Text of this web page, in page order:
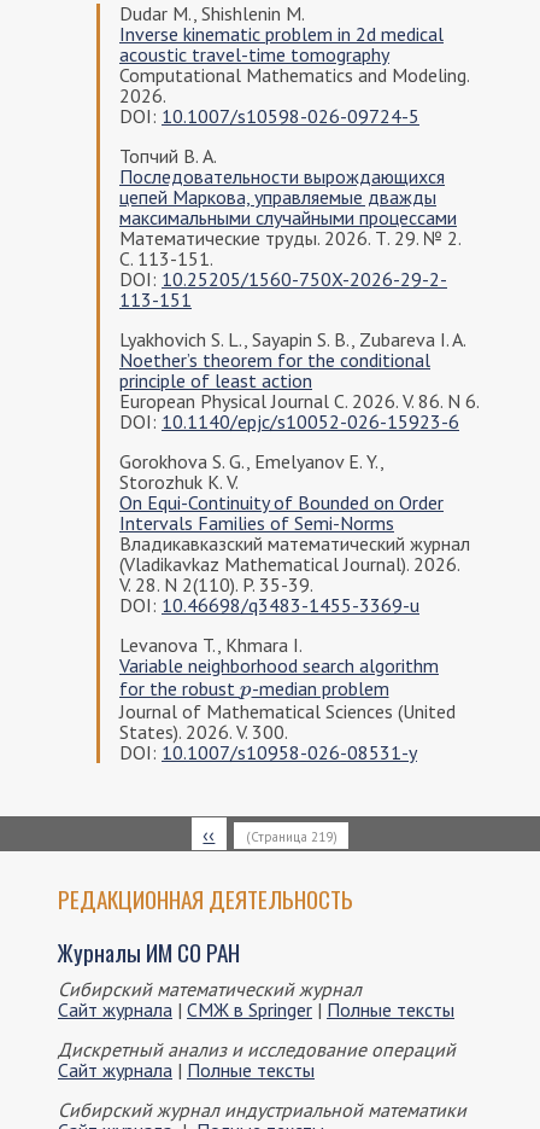
Dudar M., Shishlenin M.
Inverse kinematic problem in 2d medical
acoustic travel-time tomography
Computational Mathematics and Modeling.
2026.
DOI: 10.1007/s10598-026-09724-5
Топчий В. А.
Последовательности вырождающихся
цепей Маркова, управляемые дважды
максимальными случайными процессами
Математические труды. 2026. Т. 29. № 2.
С. 113-151.
DOI: 10.25205/1560-750X-2026-29-2-
113-151
Lyakhovich S. L., Sayapin S. B., Zubareva I. A.
Noether’s theorem for the conditional
principle of least action
European Physical Journal C. 2026. V. 86. N 6.
DOI: 10.1140/epjc/s10052-026-15923-6
Gorokhova S. G., Emelyanov E. Y.,
Storozhuk K. V.
On Equi-Continuity of Bounded on Order
Intervals Families of Semi-Norms
Владикавказский математический журнал
(Vladikavkaz Mathematical Journal). 2026.
V. 28. N 2(110). P. 35-39.
DOI: 10.46698/q3483-1455-3369-u
Levanova T., Khmara I.
Variable neighborhood search algorithm
for the robust p
p-median problem
Journal of Mathematical Sciences (United
States). 2026. V. 300.
DOI: 10.1007/s10958-026-08531-y
страниц
Предыдущая
страница
‹‹ (Страница 219)
РЕДАКЦИОННАЯ ДЕЯТЕЛЬНОСТЬ
Журналы ИМ СО РАН
Сибирский математический журнал
Сайт журнала | СМЖ в Springer | Полные тексты
Дискретный анализ и исследование операций
Сайт журнала | Полные тексты
Сибирский журнал индустриальной математики